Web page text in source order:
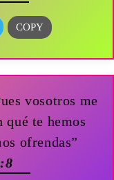
vosotros me
te hemos
ofrendas”